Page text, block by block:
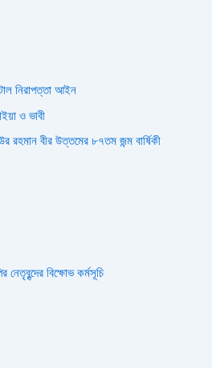
নিরাপত্তা আইন
ও ভাবী
রহমান বীর উত্তমের ৮৭তম জন্ম বার্ষিকী